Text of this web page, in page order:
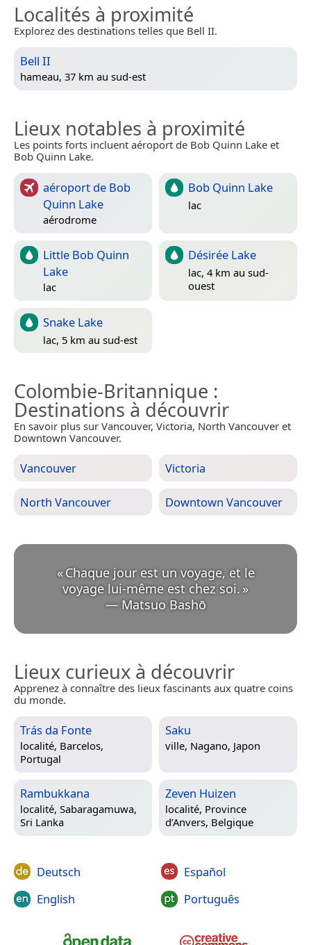
Localités à proximité
Explorez des destinations telles que Bell II.
Bell II
hameau, 37 km au sud-est
Lieux notables à proximité
Les points forts incluent aéroport de Bob Quinn Lake et
Bob Quinn Lake.
aéroport de Bob
Quinn Lake
aérodrome
Bob Quinn Lake
lac
Little Bob Quinn
Lake
lac
Désirée Lake
lac, 4 km au sud-
ouest
Snake Lake
lac, 5 km au sud-est
Colombie-Britannique :
Destinations à découvrir
En savoir plus sur Vancouver, Victoria, North Vancouver et
Downtown Vancouver.
Vancouver Victoria
North Vancouver Downtown Vancouver
«Chaque jour est un voyage, et le
voyage lui-même est chez soi.
— Matsuo Bashō
Lieux curieux à découvrir
Apprenez à connaître des lieux fascinants aux quatre coins
du monde.
Trás da Fonte
localité, Barcelos,
Portugal
Saku
ville, Nagano, Japon
Rambukkana
localité, Sabaragamuwa,
Sri Lanka
Zeven Huizen
localité, Province
d’Anvers, Belgique
Deutsch
English
Español
Português